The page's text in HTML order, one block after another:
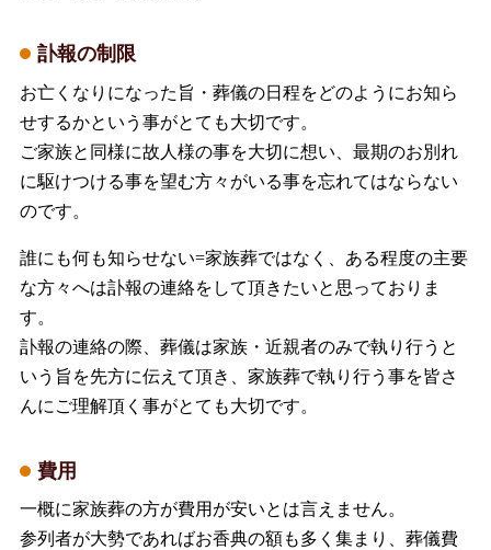
訃報の制限
お亡くなりになった旨・葬儀の日程をどのようにお知ら
せするかという事がとても大切です。
ご家族と同様に故人様の事を大切に想い、最期のお別れ
に駆けつける事を望む方々がいる事を忘れてはならない
のです。
誰にも何も知らせない=家族葬ではなく、ある程度の主要
な方々へは訃報の連絡をして頂きたいと思っておりま
す。
訃報の連絡の際、葬儀は家族・近親者のみで執り行うと
いう旨を先方に伝えて頂き、家族葬で執り行う事を皆さ
んにご理解頂く事がとても大切です。
費用
一概に家族葬の方が費用が安いとは言えません。
参列者が大勢であればお香典の額も多く集まり、葬儀費